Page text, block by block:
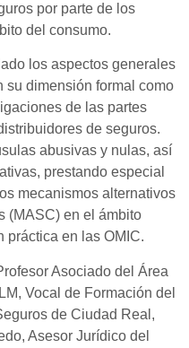
por parte de los
del consumo.
los aspectos generales
su dimensión formal como
de las partes
de seguros.
abusivas y nulas, así
prestando especial
mecanismos alternativos
(MASC) en el ámbito
práctica en las OMIC.
Asociado del Área
Vocal de Formación del
de Ciudad Real,
Asesor Jurídico del